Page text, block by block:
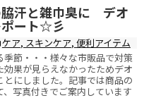
汗と雑巾臭に デオ
ート☆彡
ケア, スキンケア, 便利アイテム
季節・・・様々な市販品で対策
効果が見らえなかったためデオ
とにしました。記事では商品の
写真付きでご案内しています